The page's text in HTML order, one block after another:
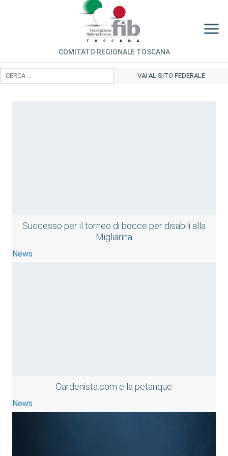
COMITATO REGIONALE TOSCANA
VAI AL SITO FEDERALE
Successo per il torneo di bocce per disabili alla
Migliarina
News
Gardenista.com e la petanque
News